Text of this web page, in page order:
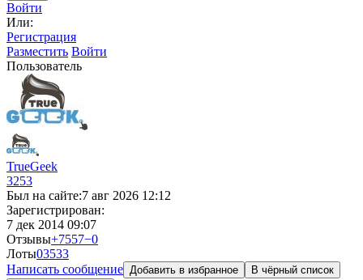
Войти
Или:
Регистрация
Разместить Войти
Пользователь
TrueGeek
3253
Был на сайте:7 авг 2026 12:12
Зарегистрирован:
7 дек 2014 09:07
Отзывы+7557−0
Лоты03533
Написать сообщение Добавить в избранное
В чёрный список